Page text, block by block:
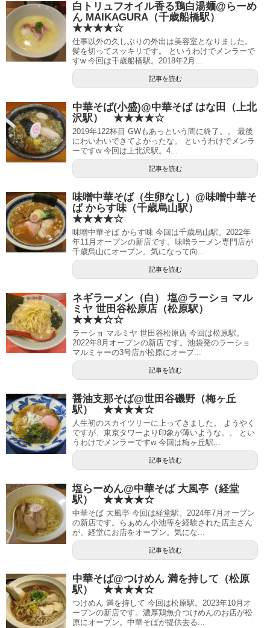
白トリュフオイル香る鶏白湯麺@らーめ
ん MAIKAGURA（千歳船橋駅）
★★★★☆
仕事以外の久しぶりの外出は美容室となりました。
髪を切ってスッキリです。 というわけでメンラーで
すw 今回は千歳船橋駅。2018年2月...
記事を読む
中華そば(小盛)@中華そば はな田（上北
沢駅） ★★★★☆
2019年122杯目 GWもあっという間に終了。。 最後
にわいわいできてよかったな。 というわけでメンラ
ーですw 今回は上北沢駅。4...
記事を読む
味噌中華そば（生卵なし）@味噌中華そ
ば からす味（千歳烏山駅）
★★★★☆
味噌中華そば からす味 今回は千歳烏山駅。2022年
年11月オープンの新店です。味噌ラーメン専門店が
千歳烏山にオープン。気になって向...
記事を読む
ネギラーメン（白） 塩@ラーショ マル
ミヤ 世田谷松原店（松原駅）
★★★☆☆
ラーショ マルミヤ 世田谷松原店 今回は松原駅。
2022年8月オープンの新店です。池袋発のラーショ
マルミャーの3号店が松原にオープ...
記事を読む
醤油支那そば@世田谷磯野（梅ヶ丘
駅） ★★★★☆
人生初のスカイツリーに上ってきました。 ようやく
ですが、東京タワーより印象が薄いような。。 とい
うわけでメンラーですw 今回は梅ヶ丘駅...
記事を読む
塩らーめん@中華そば 大風亭（経堂
駅） ★★★★☆
中華そば 大風亭 今回は経堂駅。2024年7月オープン
の新店です。らぁめん小池等を経験された店主さん
が、経堂にお店をオープン。気にな...
記事を読む
中華そば@つけめん 満を持して（松原
駅） ★★★★☆
つけめん 満を持して 今回は松原駅。2023年10月オ
ープンの新店です。濃厚鶏魚介つけめんのお店が松
原にオープン。中華そばが提供去る...